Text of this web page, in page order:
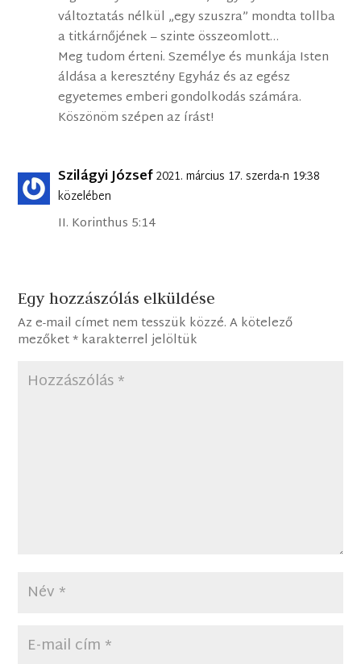
változtatás nélkül „egy szuszra” mondta tollba
a titkárnőjének – szinte összeomlott…
Meg tudom érteni. Személye és munkája Isten
áldása a keresztény Egyház és az egész
egyetemes emberi gondolkodás számára.
Köszönöm szépen az írást!
Szilágyi József2021. március 17. szerda-n 19:38
közelében
II. Korinthus 5:14
Egy hozzászólás elküldése
Az e-mail címet nem tesszük közzé. A kötelező
mezőket*karakterrel jelöltük